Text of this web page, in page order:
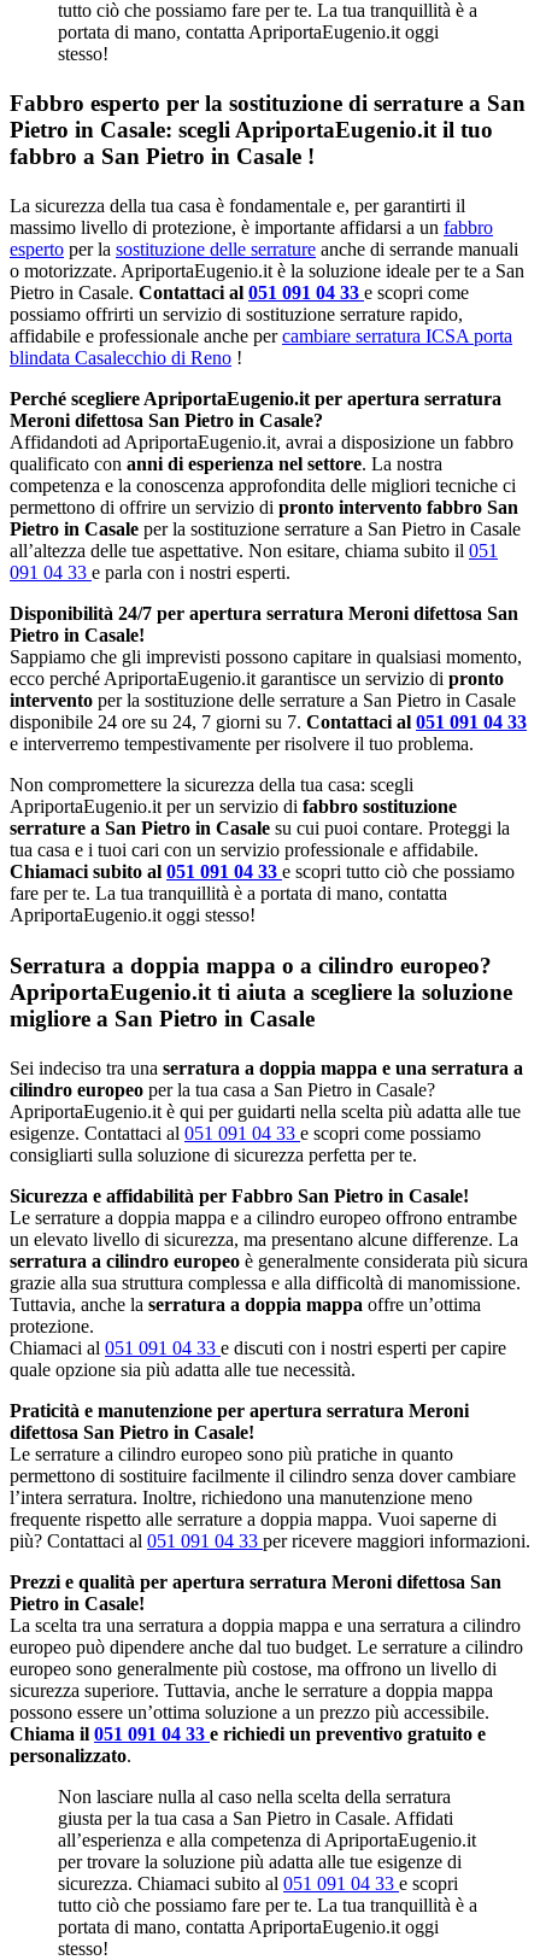
tutto ciò che possiamo fare per te. La tua tranquillità è a
portata di mano, contatta ApriportaEugenio.it oggi
stesso!
Fabbro esperto per la sostituzione di serrature a San
Pietro in Casale: scegli ApriportaEugenio.it il tuo
fabbro a San Pietro in Casale !
La sicurezza della tua casa è fondamentale e, per garantirti il
massimo livello di protezione, è importante affidarsi a un fabbro
esperto per la sostituzione delle serrature anche di serrande manuali
o motorizzate. ApriportaEugenio.it è la soluzione ideale per te a San
Pietro in Casale. Contattaci al 051 091 04 33 e scopri come
possiamo offrirti un servizio di sostituzione serrature rapido,
affidabile e professionale anche percambiare serratura ICSA porta
blindata Casalecchio di Reno !
Perché scegliere ApriportaEugenio.it per apertura serratura
Meroni difettosa San Pietro in Casale?
Affidandoti ad ApriportaEugenio.it, avrai a disposizione un fabbro
qualificato con anni di esperienza nel settore. La nostra
competenza e la conoscenza approfondita delle migliori tecniche ci
permettono di offrire un servizio di pronto intervento fabbro San
Pietro in Casale per la sostituzione serrature a San Pietro in Casale
all’altezza delle tue aspettative. Non esitare, chiama subito il 051
091 04 33 e parla con i nostri esperti.
Disponibilità 24/7 per apertura serratura Meroni difettosa San
Pietro in Casale!
Sappiamo che gli imprevisti possono capitare in qualsiasi momento,
ecco perché ApriportaEugenio.it garantisce un servizio di pronto
intervento per la sostituzione delle serrature a San Pietro in Casale
disponibile 24 ore su 24, 7 giorni su 7. Contattaci al 051 091 04 33
e interverremo tempestivamente per risolvere il tuo problema.
Non compromettere la sicurezza della tua casa: scegli
ApriportaEugenio.it per un servizio di fabbro sostituzione
serrature a San Pietro in Casale su cui puoi contare. Proteggi la
tua casa e i tuoi cari con un servizio professionale e affidabile.
Chiamaci subito al 051 091 04 33 e scopri tutto ciò che possiamo
fare per te. La tua tranquillità è a portata di mano, contatta
ApriportaEugenio.it oggi stesso!
Serratura a doppia mappa o a cilindro europeo?
ApriportaEugenio.it ti aiuta a scegliere la soluzione
migliore a San Pietro in Casale
Sei indeciso tra una serratura a doppia mappa e una serratura a
cilindro europeo per la tua casa a San Pietro in Casale?
ApriportaEugenio.it è qui per guidarti nella scelta più adatta alle tue
esigenze. Contattaci al 051 091 04 33 e scopri come possiamo
consigliarti sulla soluzione di sicurezza perfetta per te.
Sicurezza e affidabilità per Fabbro San Pietro in Casale!
Le serrature a doppia mappa e a cilindro europeo offrono entrambe
un elevato livello di sicurezza, ma presentano alcune differenze. La
serratura a cilindro europeo è generalmente considerata più sicura
grazie alla sua struttura complessa e alla difficoltà di manomissione.
Tuttavia, anche la serratura a doppia mappa offre un’ottima
protezione.
Chiamaci al 051 091 04 33 e discuti con i nostri esperti per capire
quale opzione sia più adatta alle tue necessità.
Praticità e manutenzione per apertura serratura Meroni
difettosa San Pietro in Casale!
Le serrature a cilindro europeo sono più pratiche in quanto
permettono di sostituire facilmente il cilindro senza dover cambiare
l’intera serratura. Inoltre, richiedono una manutenzione meno
frequente rispetto alle serrature a doppia mappa. Vuoi saperne di
più? Contattaci al 051 091 04 33 per ricevere maggiori informazioni.
Prezzi e qualità per apertura serratura Meroni difettosa San
Pietro in Casale!
La scelta tra una serratura a doppia mappa e una serratura a cilindro
europeo può dipendere anche dal tuo budget. Le serrature a cilindro
europeo sono generalmente più costose, ma offrono un livello di
sicurezza superiore. Tuttavia, anche le serrature a doppia mappa
possono essere un’ottima soluzione a un prezzo più accessibile.
Chiama il 051 091 04 33 e richiedi un preventivo gratuito e
personalizzato.
Non lasciare nulla al caso nella scelta della serratura
giusta per la tua casa a San Pietro in Casale. Affidati
all’esperienza e alla competenza di ApriportaEugenio.it
per trovare la soluzione più adatta alle tue esigenze di
sicurezza. Chiamaci subito al 051 091 04 33 e scopri
tutto ciò che possiamo fare per te. La tua tranquillità è a
portata di mano, contatta ApriportaEugenio.it oggi
stesso!